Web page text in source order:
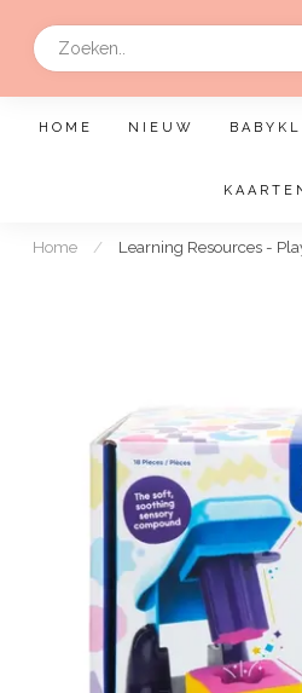
HOME NIEUW
Home / Learning Resources -